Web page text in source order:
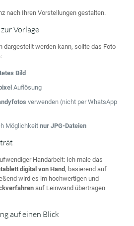
nach Ihren Vorstellungen gestalten.
Vorlage
dargestellt werden kann, sollte das Foto
Bild
Auflösung
verwenden (nicht per WhatsApp
Möglichkeit nur JPG-Dateien
Handarbeit: Ich male das
digital von Hand, basierend auf
wird es im hochwertigen und
auf Leinwand übertragen
auf einen Blick